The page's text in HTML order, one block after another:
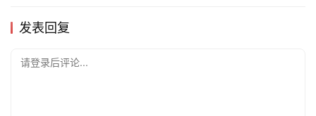
发表回复
请登录后评论...